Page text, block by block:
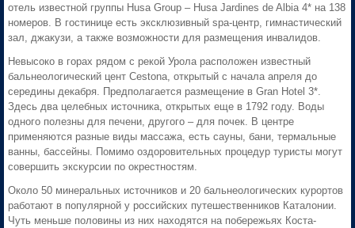
отель известной группы Husa Group – Husa Jardines de Albia 4* на 138
номеров. В гостинице есть эксклюзивный spa-центр, гимнастический
зал, джакузи, а также возможности для размещения инвалидов.
Невысоко в горах рядом с рекой Урола расположен известный
бальнеологический цент Cestona, открытый с начала апреля до
середины декабря. Предполагается размещение в Gran Hotel 3*.
Здесь два целебных источника, открытых еще в 1792 году. Воды
одного полезны для печени, другого – для почек. В центре
применяются разные виды массажа, есть сауны, бани, термальные
ванны, бассейны. Помимо оздоровительных процедур туристы могут
совершить экскурсии по окрестностям.
Около 50 минеральных источников и 20 бальнеологических курортов
работают в популярной у российских путешественников Каталонии.
Чуть меньше половины из них находятся на побережьях Коста-